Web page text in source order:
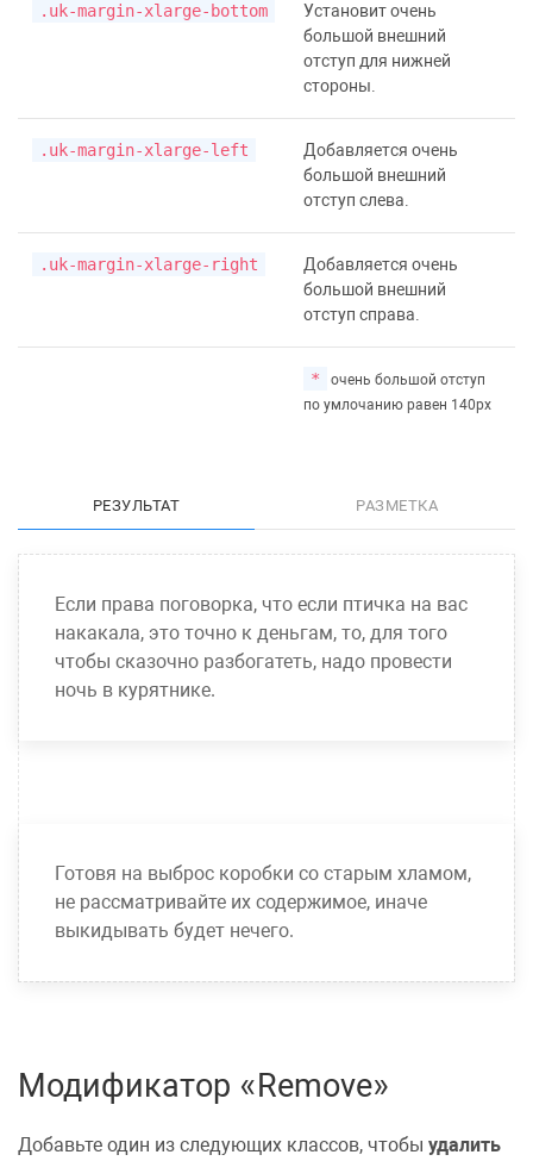
.uk-margin-xlarge-bottom
Установит очень
большой внешний
отступ для нижней
стороны.
.uk-margin-xlarge-left
Добавляется очень
большой внешний
отступ слева.
.uk-margin-xlarge-right
Добавляется очень
большой внешний
отступ справа.
*
очень большой отступ
по умлочанию равен 140px
РЕЗУЛЬТАТ РАЗМЕТКА
Если права поговорка, что если птичка на вас
накакала, это точно к деньгам, то, для того
чтобы сказочно разбогатеть, надо провести
ночь в курятнике.
Готовя на выброс коробки со старым хламом,
не рассматривайте их содержимое, иначе
выкидывать будет нечего.
Модификатор «Remove»
Добавьте один из следующих классов, чтобы удалить